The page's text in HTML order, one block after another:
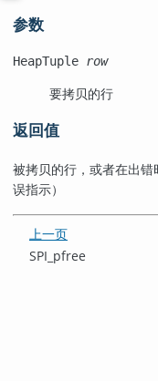
参数
HeapTuple row
要拷贝的行
返回值
被拷贝的行，或者在出错
误指示）
上一页
SPI_pfree